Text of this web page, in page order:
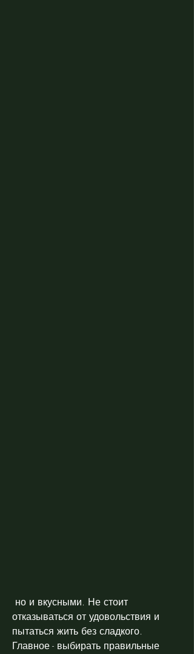
отказываться от удовольствия и
пытаться жить без сладкого.
Главное - выбирать правильные